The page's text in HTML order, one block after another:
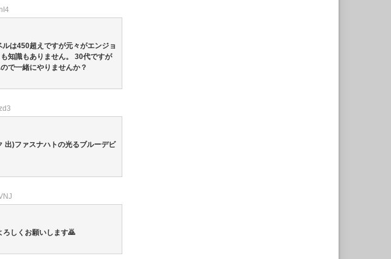
は450超えですが元々がエンジョ
知識もありません。 30代ですが
で一緒にやりませんか？
出)ファスナハトの光るブルーデビ
しくお願いします🙇